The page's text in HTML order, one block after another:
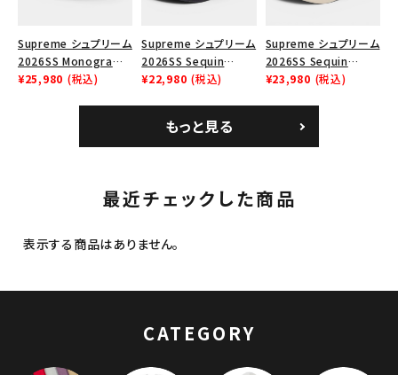
Supreme シュプリーム
2026SS Monogram
Crusher Hat モノグラ
¥25,980 (税込)
Supreme シュプリーム
2026SS Sequin
Denim Classic Logo
6パネルキャップ インデ
ィゴ
¥22,980 (税込)
Supreme シュプリーム
2026SS Sequin
Denim Classic Logo
6パネルキャップ ナチュ
ラル
¥23,980 (税込)
もっと見る
最近チェックした商品
表示する商品はありません。
CATEGORY